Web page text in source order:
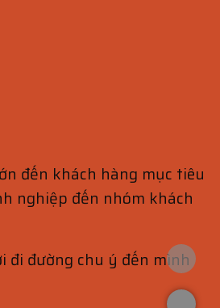
đến khách hàng mục tiêu
nghiệp đến nhóm khách
đường chu ý đến mình